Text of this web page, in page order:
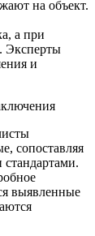
на объект.
а при
Эксперты
и
сопоставляя
выявленные